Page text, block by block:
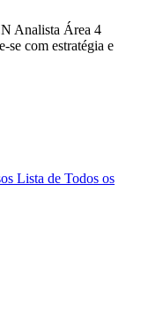
Analista Área 4
se com estratégia e
Lista de Todos os